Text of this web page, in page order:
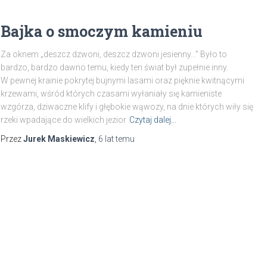
Bajka o smoczym kamieniu
Za oknem „deszcz dzwoni, deszcz dzwoni jesienny…” Było to
bardzo, bardzo dawno temu, kiedy ten świat był zupełnie inny.
W pewnej krainie pokrytej bujnymi lasami oraz pięknie kwitnącymi
krzewami, wśród których czasami wyłaniały się kamieniste
wzgórza, dziwaczne klify i głębokie wąwozy, na dnie których wiły się
rzeki wpadające do wielkich jezior Czytaj dalej…
PrzezJurek Maskiewicz 6 lattemu